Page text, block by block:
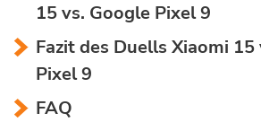
15 vs. Google Pixel 9
Fazit des Duells Xiaomi 15
Pixel 9
FAQ